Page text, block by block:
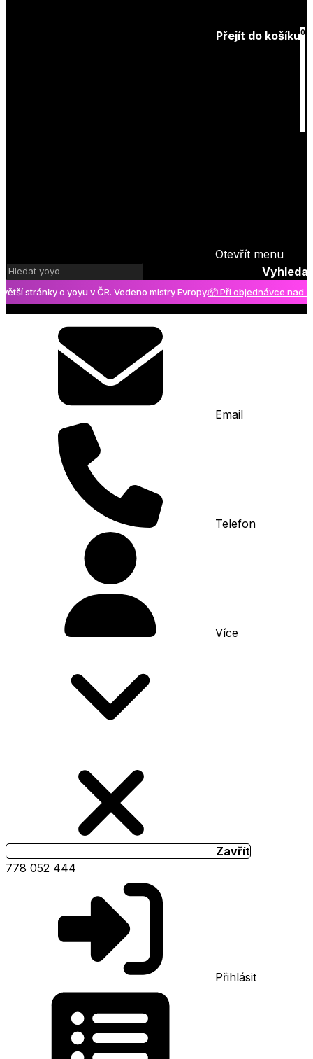
Přejít do košíku0
Otevřít menu
Vyhledat
stránky o yoyu v ČR. Vedeno mistry Evropy.📦 Při objednávce nad
Email
Telefon
Více
Zavřít
778 052 444
Přihlásit